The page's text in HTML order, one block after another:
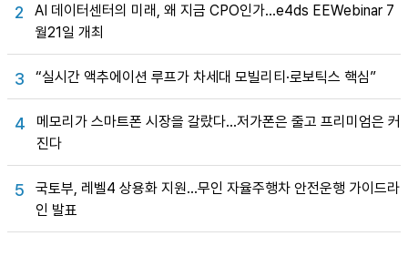
2
AI 데이터센터의 미래, 왜 지금 CPO인가…e4ds EEWebinar 7
월21일 개최
3 “실시간 액추에이션 루프가 차세대 모빌리티·로보틱스 핵심”
4
메모리가 스마트폰 시장을 갈랐다…저가폰은 줄고 프리미엄은 커
진다
5
국토부, 레벨4 상용화 지원…무인 자율주행차 안전운행 가이드라
인 발표